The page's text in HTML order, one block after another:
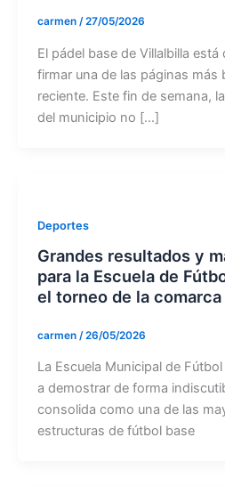
carmen /27/05/2026
El pádel base de Villalbilla
firmar una de las páginas más
reciente. Este fin de semana,
del municipio no […]
Deportes
Grandes resultados y
para la Escuela de
el torneo de la comarca
carmen /26/05/2026
La Escuela Municipal de
a demostrar de forma
consolida como una de las
estructuras de fútbol base